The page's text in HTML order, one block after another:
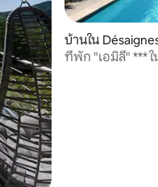
บ้านใน
ที่พั